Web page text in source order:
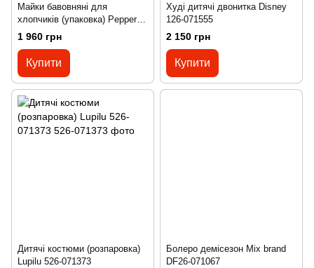
Майки бавовняні для
хлопчиків (упаковка) Pepperts
526-071552
1 960 грн
Купити
Худі дитячі двонитка Disney
126-071555
2 150 грн
Купити
Дитячі костюми (розпаровка)
Lupilu 526-071373
Болеро демісезон Mix brand
DF26-071067